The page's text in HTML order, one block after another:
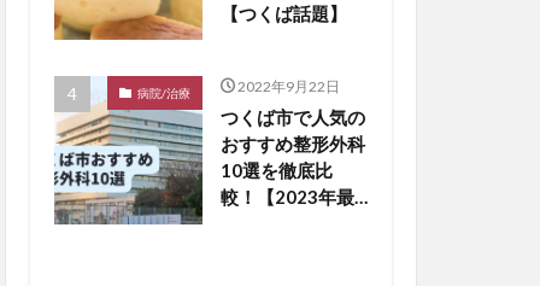
【つくば話題】
病院/治療 2022年9月22日
つくば市で人気の
おすすめ整形外科
10選を徹底比
較！【2023年最